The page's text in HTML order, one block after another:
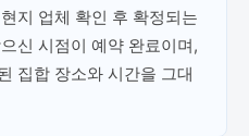
지 업체 확인 후 확정되는
신 시점이 예약 완료이며,
집합 장소와 시간을 그대